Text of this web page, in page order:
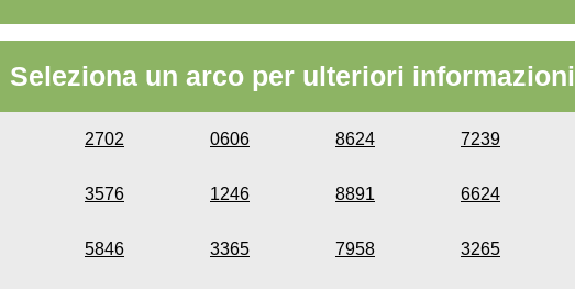
Seleziona un arco per ulteriori informazioni
2702 0606 8624 7239
3576 1246 8891 6624
5846 3365 7958 3265